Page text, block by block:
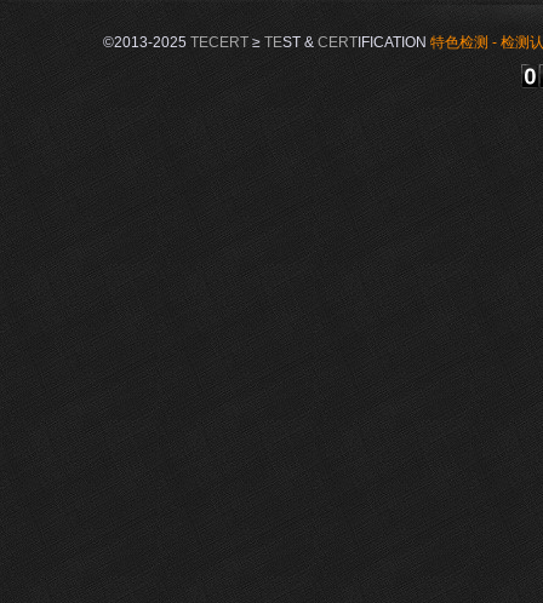
©2013-2025 TECERT≥ TEST & CERTIFICATION 特色检测 - 检测